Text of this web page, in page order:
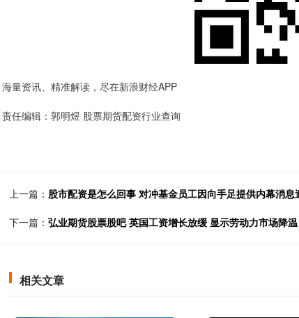
海量资讯、精准解读，尽在新浪财经APP
责任编辑：郭明煜 股票期货配资行业查询
上一篇： 股市配资是怎么回事 对冲基金员工因向手足提供内幕消
下一篇： 弘业期货股票股吧 英国工资增长放缓 显示劳动力市场降温
相关文章